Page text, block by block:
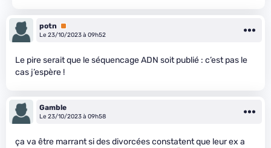
potn
Premium
Le 23/10/2023 à 09h52
Le pire serait que le séquencage ADN soit publié : c’est pas le
cas j’espère !
Gamble
Le 23/10/2023 à 09h58
ça va être marrant si des divorcées constatent que leur ex a